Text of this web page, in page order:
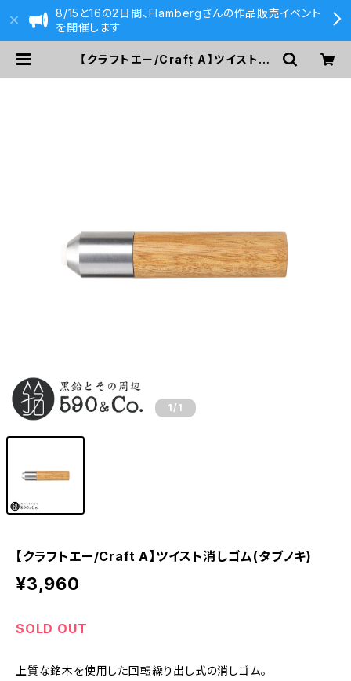
8/15と16の2日間、Flambergさんの作品販売イベント
を開催します
【クラフトエー/Craft A】ツイスト消
1 /1
【クラフトエー/Craft A】ツイスト消しゴム(タブノキ)
¥3,960
SOLD OUT
上質な銘木を使用した回転繰り出し式の消しゴム。